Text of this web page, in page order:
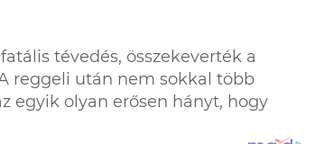
tévedés, összekeverték a
reggeli után nem sokkal több
egyik olyan erősen hányt, hogy